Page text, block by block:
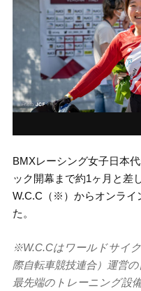
BMXレーシング女子日本
ック開幕まで約1ヶ月と差
W.C.C（※）からオンライ
た。
※W.C.Cはワールドサイ
際自転車競技連合）運営
最先端のトレーニング設